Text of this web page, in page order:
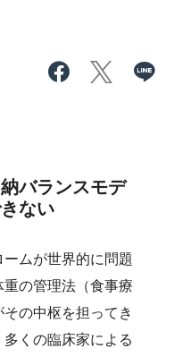
バランスモデ
ない
ムが世界的に問題
の管理法（食事療
の中枢を担ってき
くの臨床家による